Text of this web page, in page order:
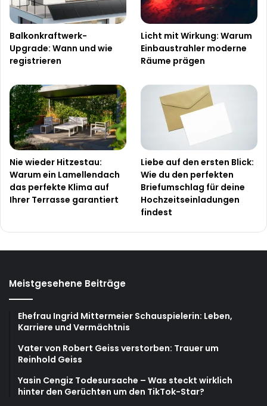
Balkonkraftwerk-
Upgrade: Wann und wie
registrieren
Licht mit Wirkung: Warum
Einbaustrahler moderne
Räume prägen
Nie wieder Hitzestau:
Warum ein Lamellendach
das perfekte Klima auf
Ihrer Terrasse garantiert
Liebe auf den ersten Blick:
Wie du den perfekten
Briefumschlag für deine
Hochzeitseinladungen
findest
Meistgesehene Beiträge
Ehefrau Ingrid Mittermeier Schauspielerin: Leben,
Karriere und Vermächtnis
Vater von Robert Geiss verstorben: Trauer um
Reinhold Geiss
Yasin Cengiz Todesursache – Was steckt wirklich
hinter den Gerüchten um den TikTok-Star?